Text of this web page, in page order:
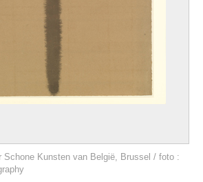
Schone Kunsten van België, Brussel / foto :